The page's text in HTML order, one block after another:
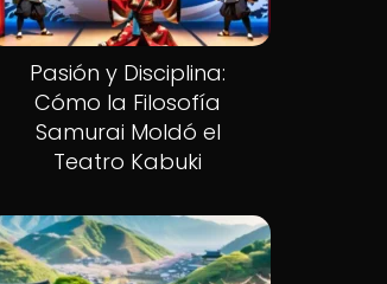
Pasión y Disciplina:
Cómo la Filosofía
Samurai Moldó el
Teatro Kabuki